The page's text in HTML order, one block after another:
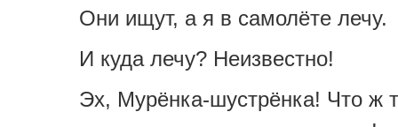
Они ищут, а я в самолёте лечу.
И куда лечу? Неизвестно!
Эх, Мурёнка-шустрёнка! Что ж